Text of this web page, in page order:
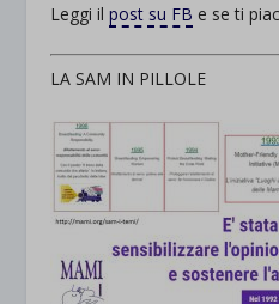
Leggi ilpost su FB e se ti
LA SAM IN PILLOLE